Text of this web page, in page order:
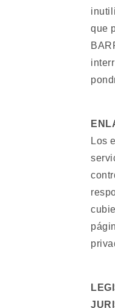
que
Los